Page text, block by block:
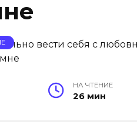
НА ЧТЕНИЕ
26 мин